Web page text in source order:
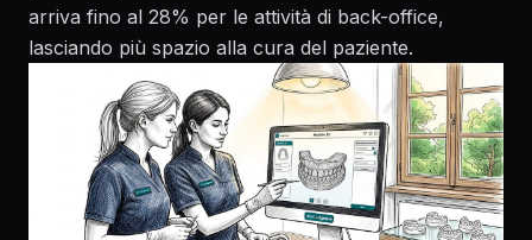
arriva fino al 28% per le attività di back-office,
lasciando più spazio alla cura del paziente.